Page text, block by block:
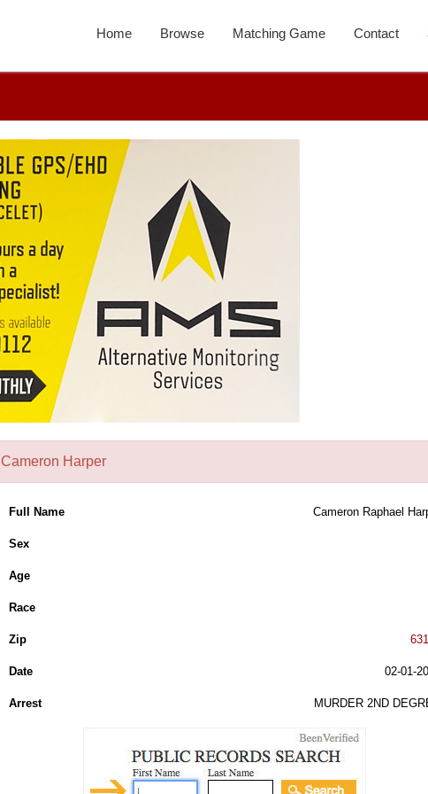
Home Browse Matching Game Contact
Cameron Harper
Full Name Cameron Raphael
Sex
Age
Race
Zip
Date 02-01-
Arrest MURDER 2ND